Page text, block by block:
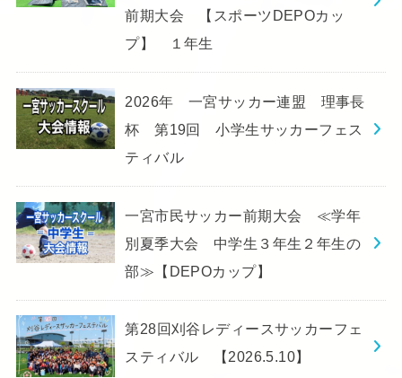
前期大会 【スポーツDEPOカッ
プ】 １年生
2026年 一宮サッカー連盟 理事長
杯 第19回 小学生サッカーフェス
ティバル
一宮市民サッカー前期大会 ≪学年
別夏季大会 中学生３年生２年生の
部≫【DEPOカップ】
第28回刈谷レディースサッカーフェ
スティバル 【2026.5.10】